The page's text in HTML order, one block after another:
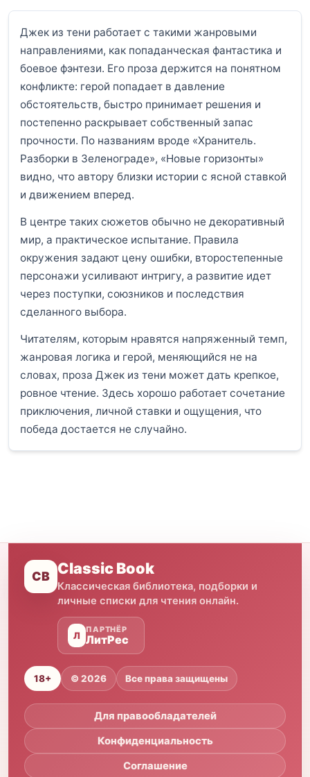
Джек из тени работает с такими жанровыми
направлениями, как попаданческая фантастика и
боевое фэнтези. Его проза держится на понятном
конфликте: герой попадает в давление
обстоятельств, быстро принимает решения и
постепенно раскрывает собственный запас
прочности. По названиям вроде «Хранитель.
Разборки в Зеленограде», «Новые горизонты»
видно, что автору близки истории с ясной ставкой
и движением вперед.
В центре таких сюжетов обычно не декоративный
мир, а практическое испытание. Правила
окружения задают цену ошибки, второстепенные
персонажи усиливают интригу, а развитие идет
через поступки, союзников и последствия
сделанного выбора.
Читателям, которым нравятся напряженный темп,
жанровая логика и герой, меняющийся не на
словах, проза Джек из тени может дать крепкое,
ровное чтение. Здесь хорошо работает сочетание
приключения, личной ставки и ощущения, что
победа достается не случайно.
CB Classic Book
Классическая библиотека, подборки и
личные списки для чтения онлайн.
Л
ПАРТНЁР
ЛитРес
18+ © 2026 Все права защищены
Для правообладателей
Конфиденциальность
Соглашение